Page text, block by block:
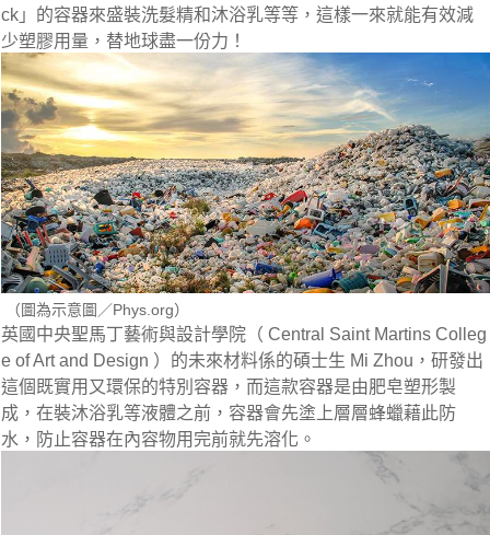
ck」的容器來盛裝洗髮精和沐浴乳等等 ，這樣一來就能有效減
少塑膠用量，替地球盡一份力！
（圖為示意圖／Phys.org）
英國中央聖馬丁藝術與設計學院（ Central Saint Martins Colleg
e of Art and Design ）的未來材料係的碩士生 Mi Zhou， 研發出
這個既實用又環保的特別容器，而這款容器是由肥皂塑形製
成 ，在裝沐浴乳等液體之前，容器會先塗上層層蜂蠟藉此防
水，防止容器在內容物用完前就先溶化。